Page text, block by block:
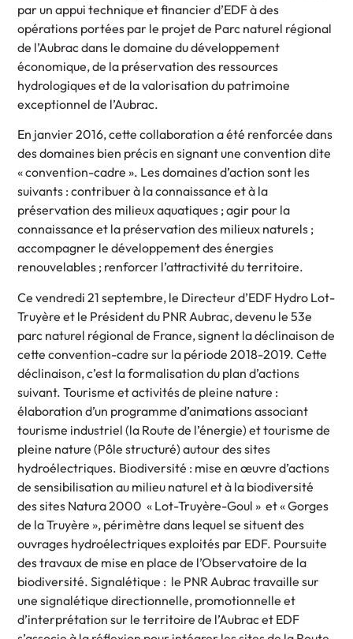
par un appui technique et financier d’EDF à des
opérations portées par le projet de Parc naturel régional
de l’Aubrac dans le domaine du développement
économique, de la préservation des ressources
hydrologiques et de la valorisation du patrimoine
exceptionnel de l’Aubrac.
En janvier 2016, cette collaboration a été renforcée dans
des domaines bien précis en signant une convention dite
« convention-cadre ». Les domaines d’action sont les
suivants : contribuer à la connaissance et à la
préservation des milieux aquatiques ; agir pour la
connaissance et la préservation des milieux naturels ;
accompagner le développement des énergies
renouvelables ; renforcer l’attractivité du territoire.
Ce vendredi 21 septembre, le Directeur d’EDF Hydro Lot-
Truyère et le Président du PNR Aubrac, devenu le 53e
parc naturel régional de France, signent la déclinaison de
cette convention-cadre sur la période 2018-2019. Cette
déclinaison, c’est la formalisation du plan d’actions
suivant. Tourisme et activités de pleine nature :
élaboration d’un programme d’animations associant
tourisme industriel (la Route de l’énergie) et tourisme de
pleine nature (Pôle structuré) autour des sites
hydroélectriques. Biodiversité : mise en œuvre d’actions
de sensibilisation au milieu naturel et à la biodiversité
des sites Natura 2000 « Lot-Truyère-Goul » et « Gorges
de la Truyère », périmètre dans lequel se situent des
ouvrages hydroélectriques exploités par EDF. Poursuite
des travaux de mise en place de l’Observatoire de la
biodiversité. Signalétique : le PNR Aubrac travaille sur
une signalétique directionnelle, promotionnelle et
d’interprétation sur le territoire de l’Aubrac et EDF